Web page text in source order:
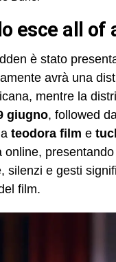
esce all
è stato
avrà una
mentre la
giugno, followed
teodora film e
online,
silenzi e gesti
film.